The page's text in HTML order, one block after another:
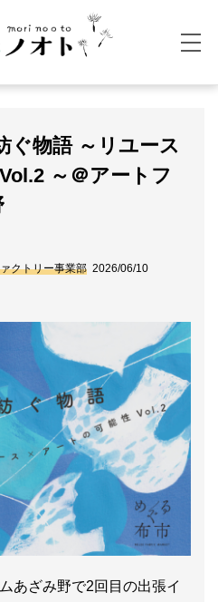
ぐ物語 ～リユース
～＠アートフ
クトリー事業部 2026/06/10
あざみ野で2回目の出張イ